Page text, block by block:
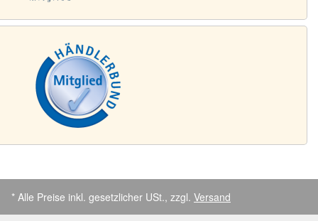
* Alle Preise inkl. gesetzlicher USt., zzgl. Versand